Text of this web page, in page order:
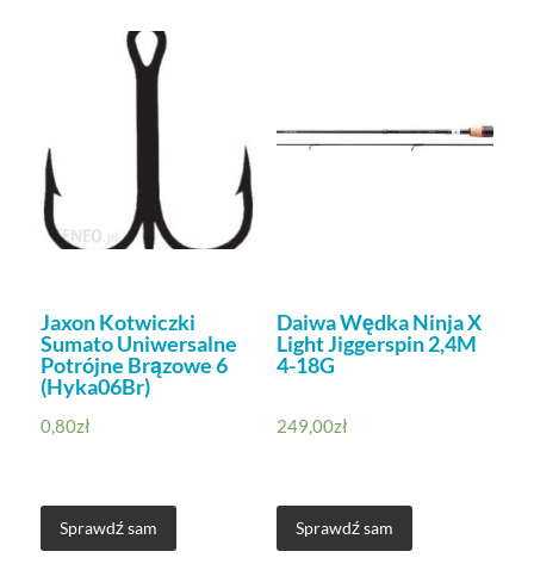
Jaxon Kotwiczki
Sumato Uniwersalne
Potrójne Brązowe 6
(Hyka06Br)
0,80zł
Sprawdź sam
Daiwa Wędka Ninja X
Light Jiggerspin 2,4M
4-18G
249,00zł
Sprawdź sam